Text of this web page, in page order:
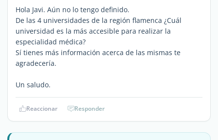
Hola Javi. Aún no lo tengo definido.
De las 4 universidades de la región flamenca ¿Cuál
universidad es la más accesible para realizar la
especialidad médica?
Sí tienes más información acerca de las mismas te
agradecería.
Un saludo.
Reaccionar Responder